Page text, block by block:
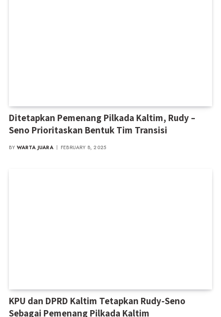
Ditetapkan Pemenang Pilkada Kaltim, Rudy –
Seno Prioritaskan Bentuk Tim Transisi
BY WARTA JUARA FEBRUARY 8, 2025
KPU dan DPRD Kaltim Tetapkan Rudy-Seno
Sebagai Pemenang Pilkada Kaltim